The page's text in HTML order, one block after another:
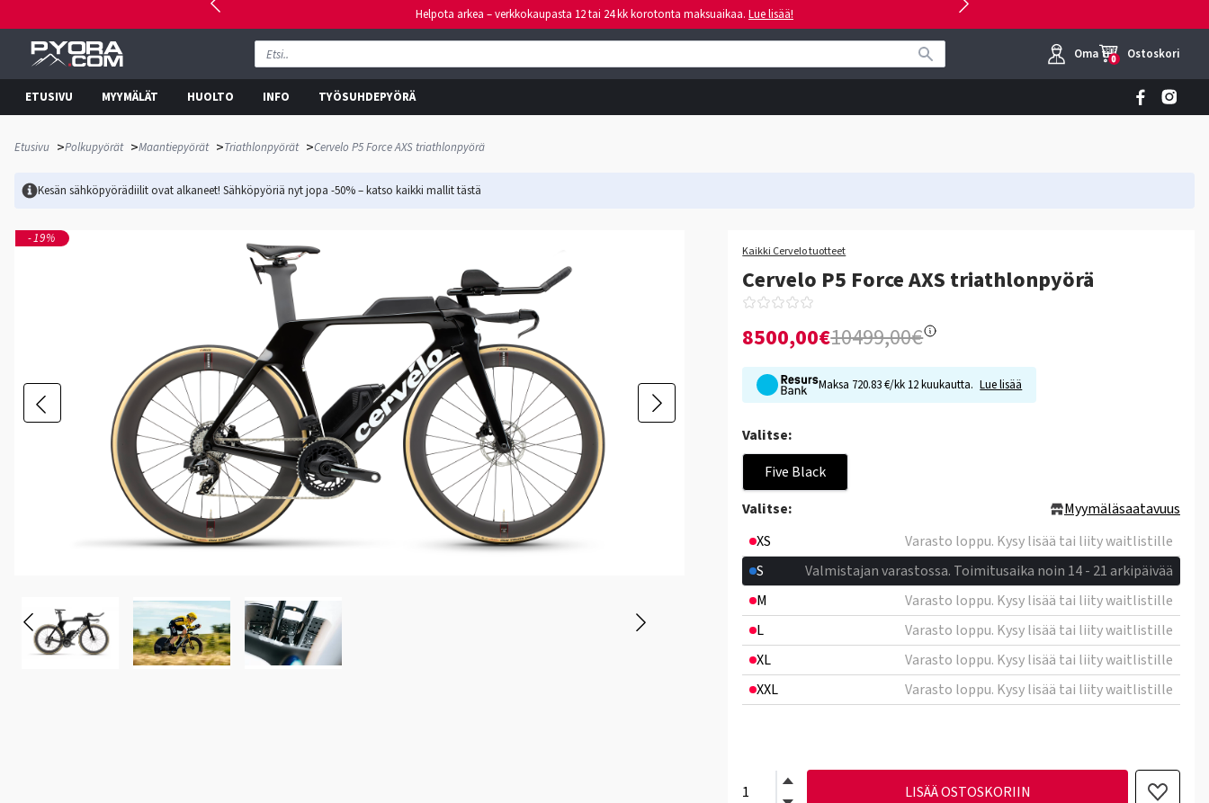
Helpota arkea – verkkokaupasta 12 tai 24 kk korotonta maksuaikaa. Lue lisää!
Oma tili
0 Ostoskori
ETUSIVU MYYMÄLÄT HUOLTO INFO TYÖSUHDEPYÖRÄ
Etusivu >Polkupyörät >Maantiepyörät >Triathlonpyörät >Cervelo P5 Force AXS triathlonpyörä
Kesän sähköpyörädiilit ovat alkaneet! Sähköpyöriä nyt jopa -50% – katso kaikki mallittästä
-19%
Kaikki Cervelo tuotteet
Cervelo P5 Force AXS triathlonpyörä
8500,00€10499,00€
Maksa 720.83 €/kk 12 kuukautta. Lue lisää
Valitse:
Five Black
Valitse:
Myymäläsaatavuus
XS
Varasto loppu. Kysy lisää tai liity waitlistille
S
Valmistajan varastossa. Toimitusaika noin 14 - 21 arkipäivää
M
Varasto loppu. Kysy lisää tai liity waitlistille
L
Varasto loppu. Kysy lisää tai liity waitlistille
XL
Varasto loppu. Kysy lisää tai liity waitlistille
XXL
Varasto loppu. Kysy lisää tai liity waitlistille
LISÄÄ OSTOSKORIIN